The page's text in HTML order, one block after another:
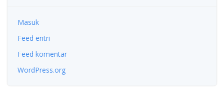
Masuk
Feed entri
Feed komentar
WordPress.org